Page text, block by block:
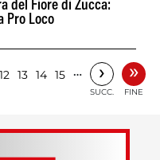
del Fiore di Zucca:
Pro Loco
12 13 14 15 … ›
SUCC.
»
FINE